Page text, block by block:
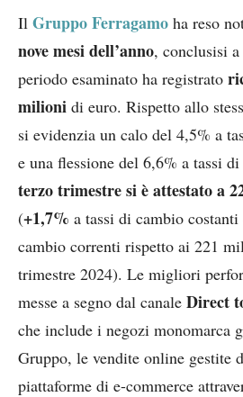
Il Gruppo Ferragamo ha reso
nove mesi dell’anno, conclusisi
periodo esaminato ha registrato
milioni di euro. Rispetto allo
si evidenzia un calo del 4,5% a
e una flessione del 6,6% a tassi
terzo trimestre si è attestato a
(+1,7% a tassi di cambio
cambio correnti rispetto ai 221
trimestre 2024). Le migliori
messe a segno dal canale Direct
che include i negozi monomarca
Gruppo, le vendite online gestite
piattaforme di e-commerce